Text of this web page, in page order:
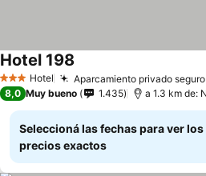
3 Estrellas
Hotel Aparcamiento privado seguro
Hotel 198
8,0 Muy bueno 1.435
Seleccioná las fechas para ver los
precios exactos